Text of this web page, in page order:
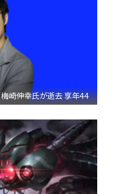
崎伸幸氏が逝去 享年44